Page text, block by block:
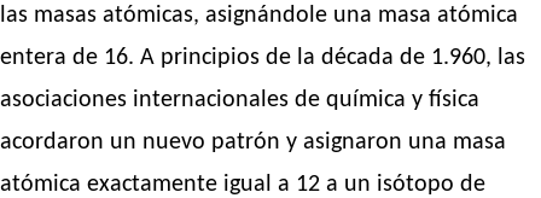
las masas atómicas, asignándole una masa atómica
entera de 16. A principios de la década de 1.960, las
asociaciones internacionales de química y física
acordaron un nuevo patrón y asignaron una masa
atómica exactamente igual a 12 a un isótopo de